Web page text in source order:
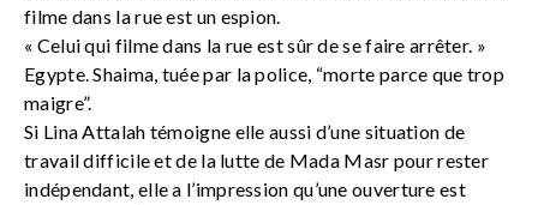
filme dans la rue est un espion.
« Celui qui filme dans la rue est sûr de se faire arrêter. »
Egypte. Shaima, tuée par la police, “morte parce que trop
maigre”.
Si Lina Attalah témoigne elle aussi d’une situation de
travail difficile et de la lutte de Mada Masr pour rester
indépendant, elle a l’impression qu’une ouverture est